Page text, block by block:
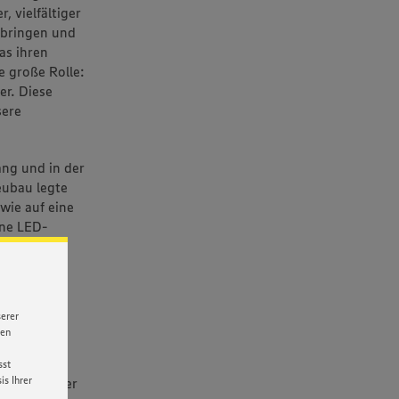
Ihrer
vielfältiger
und
ihren
große Rolle:
Diese
und in der
legte
auf eine
LED-
ein
einem
7.30 bis
ein
der
aus der